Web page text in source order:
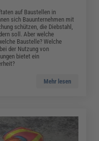
auf Baustellen in
sich Bauunternehmen mit
schützen, die Diebstahl,
soll. Aber welche
Baustelle? Welche
der Nutzung von
bietet ein
Mehr lesen